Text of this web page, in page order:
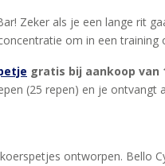
Zeker als je een lange rit
om in een training
gratis bij aankoop van
(25 repen) en je
ontworpen. Bello